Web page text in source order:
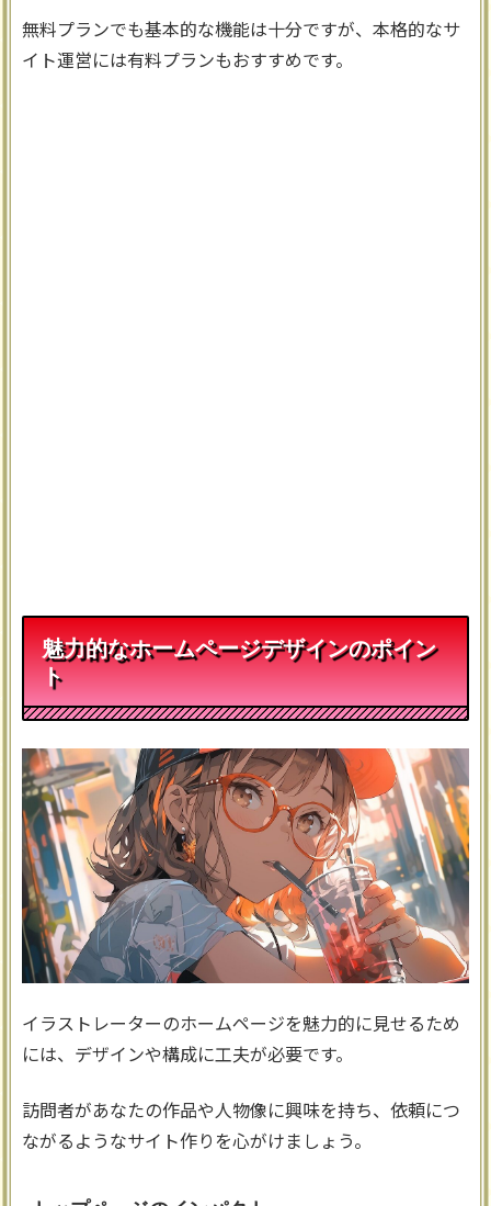
無料プランでも基本的な機能は十分ですが、本格的なサ
イト運営には有料プランもおすすめです。
魅力的なホームページデザインのポイン
ト
イラストレーターのホームページを魅力的に見せるため
には、デザインや構成に工夫が必要です。
訪問者があなたの作品や人物像に興味を持ち、依頼につ
ながるようなサイト作りを心がけましょう。